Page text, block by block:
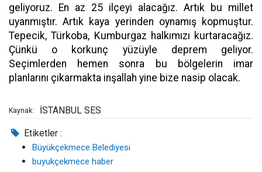
geliyoruz. En az 25 ilçeyi alacağız. Artık bu millet
uyanmıştır. Artık kaya yerinden oynamış kopmuştur.
Tepecik, Türkoba, Kumburgaz halkımızı kurtaracağız.
Çünkü o korkunç yüzüyle deprem geliyor.
Seçimlerden hemen sonra bu bölgelerin imar
planlarını çıkarmakta inşallah yine bize nasip olacak.
Kaynak: İSTANBUL SES
Etiketler :
Büyükçekmece Belediyesi
buyukçekmece haber